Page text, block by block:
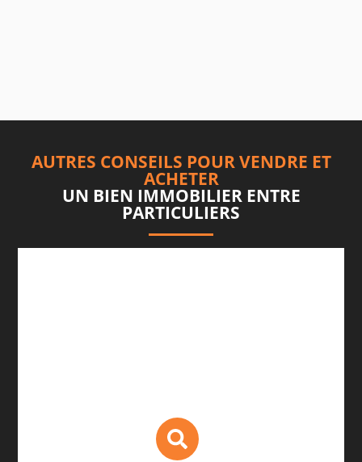
AUTRES CONSEILS POUR VENDRE ET
ACHETER
UN BIEN IMMOBILIER ENTRE
PARTICULIERS